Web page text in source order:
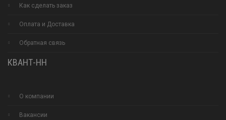
Как сделать заказ
Оплата и Доставка
Обратная связь
КВАНТ-НН
О компании
Вакансии